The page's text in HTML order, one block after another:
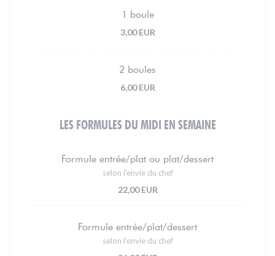
1 boule
3,00 EUR
2 boules
6,00 EUR
LES FORMULES DU MIDI EN SEMAINE
Formule entrée/plat ou plat/dessert
selon l'envie du chef
22,00 EUR
Formule entrée/plat/dessert
selon l'envie du chef